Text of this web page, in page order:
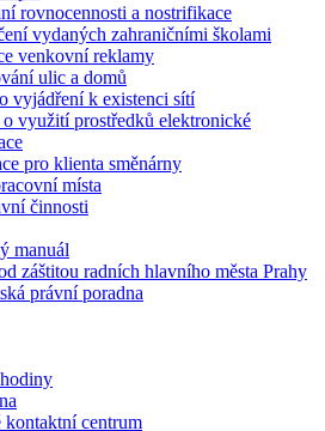
rovnocennosti a nostrifikace
vydaných zahraničními školami
venkovní reklamy
ulic a domů
vyjádření k existenci sítí
o využití prostředků elektronické
pro klienta směnárny
místa
činnosti
manuál
záštitou radních hlavního města Prahy
právní poradna
kontaktní centrum